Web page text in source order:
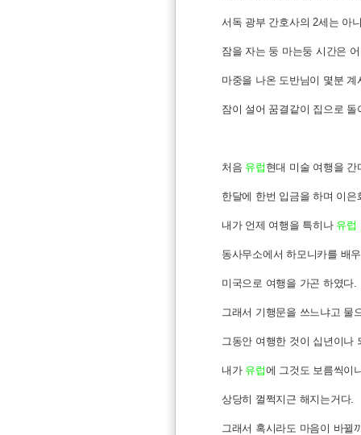
서독 광부 간호사의 2세는 아
잠을 자는 둥 마는둥 시간은
마중을 나온 도반님이 몇분
잠이 설어 꿈결같이 집으로 돌
처음 유럽 현대 미술 여행을
한달에 한번 입금을 하며 이
내가 언제 여행을 특히나 유럽
동사무소에서 하모니카를 배
미국으로 여행을 가곤 하였다.
그래서 기행문을 쓰느냐고 물
그동안 여행한 것이 십년이나
내가 유럽에 그것도 보름씩이
상당히 껄쩍지근 해지는거다.
그래서 혹시라도 마음이 바뀔